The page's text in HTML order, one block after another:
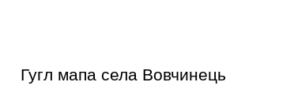
Гугл мапа села Вовчинець